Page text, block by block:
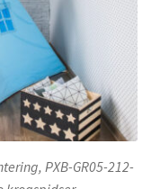
PXB-GR05-212-